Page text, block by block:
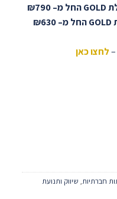
חבילת SEO חודשית עם חבילת GOLD החל מ– ₪630
לחצו כאן
חברתיות, שיווק ותנועת